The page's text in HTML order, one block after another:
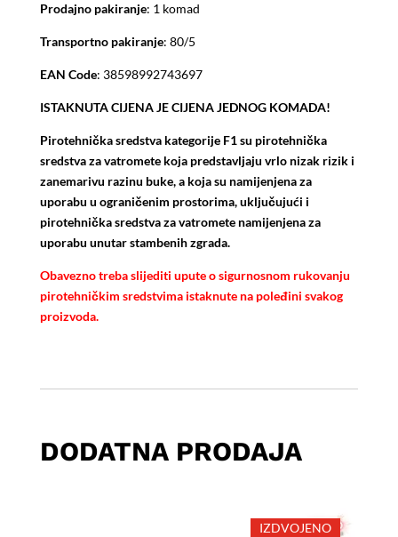
Prodajno pakiranje: 1 komad
Transportno pakiranje: 80/5
EAN Code: 38598992743697
ISTAKNUTA CIJENA JE CIJENA JEDNOG KOMADA!
Pirotehnička sredstva kategorije F1 su pirotehnička
sredstva za vatromete koja predstavljaju vrlo nizak rizik i
zanemarivu razinu buke, a koja su namijenjena za
uporabu u ograničenim prostorima, uključujući i
pirotehnička sredstva za vatromete namijenjena za
uporabu unutar stambenih zgrada.
Obavezno treba slijediti upute o sigurnosnom rukovanju
pirotehničkim sredstvima istaknute na poleđini svakog
proizvoda.
DODATNA PRODAJA
IZDVOJENO